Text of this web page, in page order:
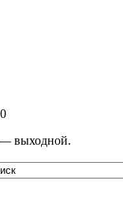
— выходной.